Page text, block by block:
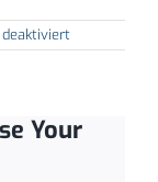
für
Marketing
und
Your